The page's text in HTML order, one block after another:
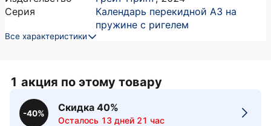
Серия
Календарь перекидной А3 на
пружине с ригелем
Все характеристики
1 акция по этому товару
-40%
Скидка 40%
Осталось 13 дней 21 час